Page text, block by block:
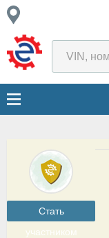
Cтать
участником